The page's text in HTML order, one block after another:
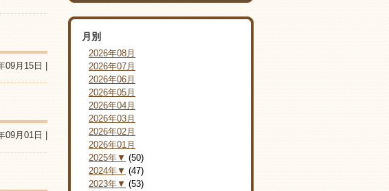
09月15日 |
09月01日 |
月別
2026年08月
2026年07月
2026年06月
2026年05月
2026年04月
2026年03月
2026年02月
2026年01月
2025年▼ (50)
2024年▼ (47)
2023年▼ (53)